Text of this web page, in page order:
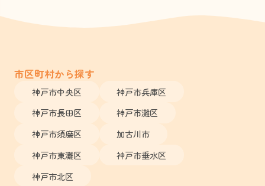
市区町村から探す
神戸市中央区
神戸市兵庫区
神戸市長田区
神戸市灘区
神戸市須磨区
加古川市
神戸市東灘区
神戸市垂水区
神戸市北区